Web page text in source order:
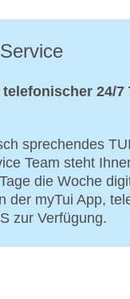
24/7
sprechendes
Team steht
die Woche
der myTui App,
zur Verfügung.